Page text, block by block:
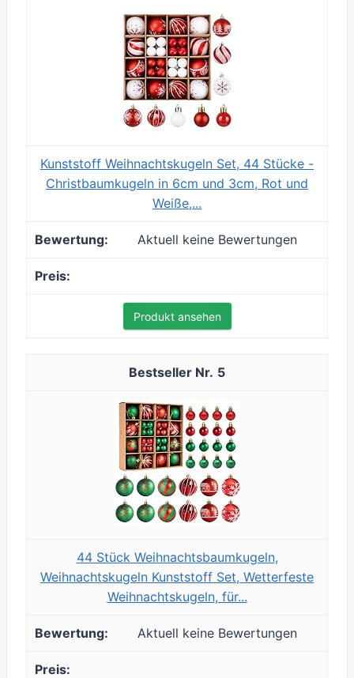
Kunststoff Weihnachtskugeln Set, 44 Stücke -
Christbaumkugeln in 6cm und 3cm, Rot und
Weiße,...
Aktuell keine Bewertungen
Produkt ansehen
5
44 Stück Weihnachtsbaumkugeln,
Weihnachtskugeln Kunststoff Set, Wetterfeste
Weihnachtskugeln, für...
Aktuell keine Bewertungen